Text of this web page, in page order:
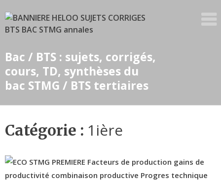
to
content
Bac / BTS : sujets, corrigés,
cours, TD, synthèses du
bac STMG / BTS tertiaires
Catégorie : 1ière